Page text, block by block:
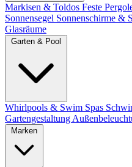
Markisen & Toldos Feste
Sonnensegel Sonnenschirme &
Glasräume
Whirlpools & Swim Spas
Gartengestaltung